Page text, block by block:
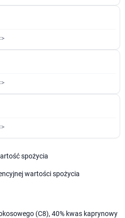
spożycia
wartości spożycia
(C8), 40% kwas kaprynowy